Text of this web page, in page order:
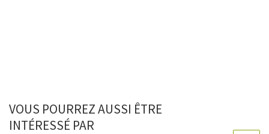
VOUS POURREZ AUSSI ÊTRE
INTÉRESSÉ PAR